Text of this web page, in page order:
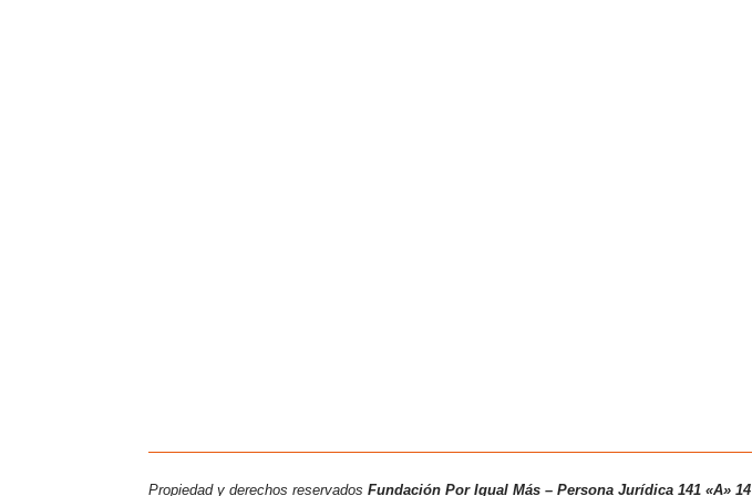
Propiedad y derechos reservadosFundación Por Igual Más – PersonaJurídica 141 «A» 14